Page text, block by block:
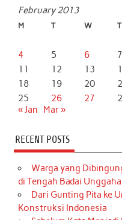
February 2013
M T W T
4
5 6 7
11
12 13
18
19 20
25
26 27
« Jan
Mar »
RECENT POSTS
Warga yang
di Tengah Badai
Dari Gunting Pita ke
Konstruksi Indonesia